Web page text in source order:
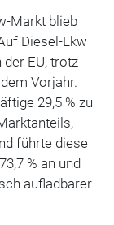
Markt blieb
Diesel-Lkw
der EU, trotz
Vorjahr.
29,5 % zu
führte diese
% an und
aufladbarer